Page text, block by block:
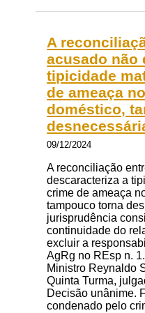
A
acusado não
tipicidade
de ameaça
doméstico,
09/12/2024
A reconciliação
descaracteriza a
crime de ameaça
tampouco torna
jurisprudência
continuidade do
excluir a
AgRg no REsp n.
Ministro Reynaldo
Quinta Turma,
Decisão unânime.
condenado pelo